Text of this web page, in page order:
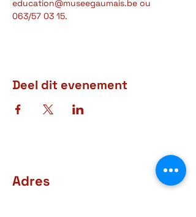
education@museegaumais.be ou
063/57 03 15.
Deel dit evenement
Adres